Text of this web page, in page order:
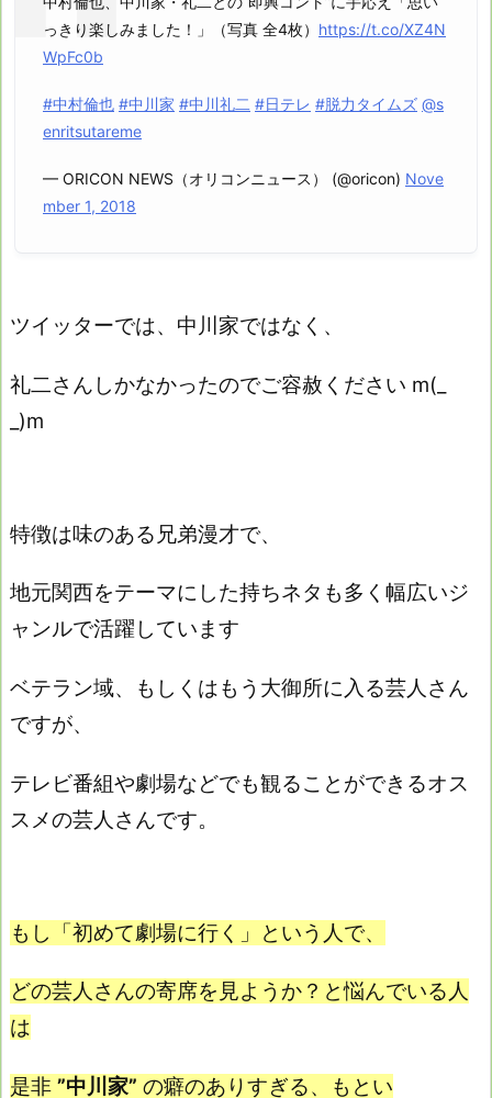
っきり楽しみました！」（写真 全4枚） https://t.co/XZ4N
WpFc0b
#中村倫也 #中川家 #中川礼二 #日テレ #脱力タイムズ @s
enritsutareme
— ORICON NEWS（オリコンニュース） (@oricon) Nove
mber 1, 2018
ツイッターでは、中川家ではなく、
礼二さんしかなかったのでご容赦ください m(_
_)m
特徴は味のある兄弟漫才で、
地元関西をテーマにした持ちネタも多く幅広いジ
ャンルで活躍しています
ベテラン域、もしくはもう大御所に入る芸人さん
ですが、
テレビ番組や劇場などでも観ることができるオス
スメの芸人さんです。
もし「初めて劇場に行く」という人で、
どの芸人さんの寄席を見ようか？と悩んでいる人
は
是非 ”中川家” の癖のありすぎる、もとい